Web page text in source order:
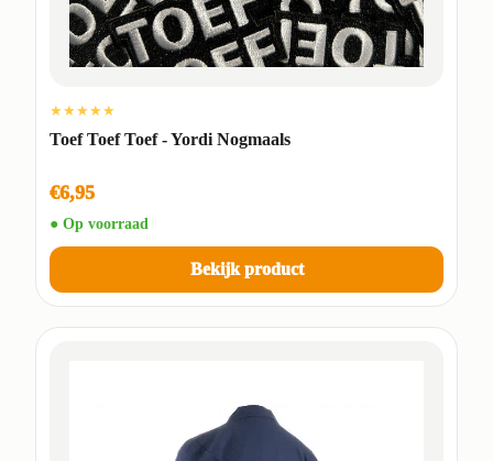
★★★★★
Toef Toef Toef - Yordi Nogmaals
€6,95
● Op voorraad
Bekijk product